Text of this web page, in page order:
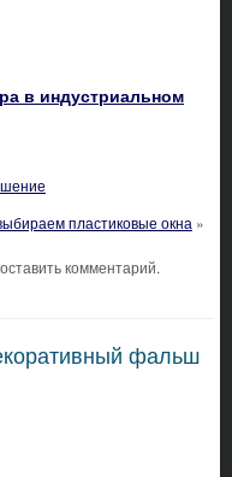
в индустриальном
пластиковые окна »
комментарий.
фальш